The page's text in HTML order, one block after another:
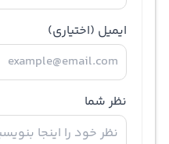
ایمیل (اختیاری)
نظر شما